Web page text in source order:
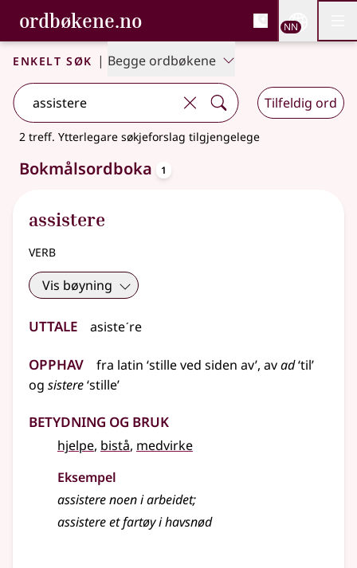
Gå til hovudinnhald
Tilgjenge
ordbøkene.no, Bokmålsordboka og
Bokmålsordboka og Nynorskordboka
NN
Enkelt søk | Begge ordbøkene
Tilfeldig ord
2 treff. Ytterlegare søkjeforslag tilgjengelege
Bokmålsordboka 1
assistere
verb
Vis bøyning
Uttale asisteˊre
Opphav fra latin ‘stille ved siden av’, avad‘til’
og sistere‘stille’
Betydning og bruk
hjelpe, bistå, medvirke
Eksempel
assisterenoen i arbeidet;
assistereet fartøy i havsnød